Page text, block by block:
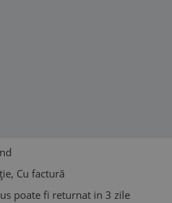
Cu factură
poate fi returnat in 3 zile